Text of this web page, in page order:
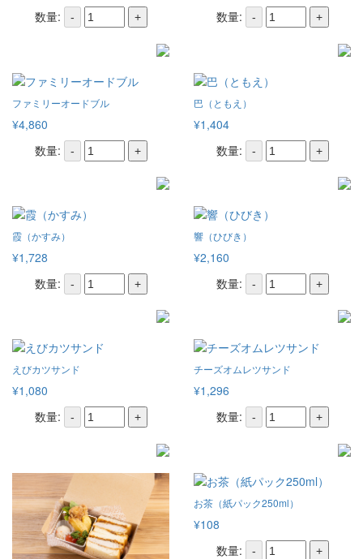
数量:
- +
数量:
- +
ファミリーオードブル
¥4,860
数量:
- +
巴（ともえ）
¥1,404
数量:
- +
霞（かすみ）
¥1,728
数量:
- +
響（ひびき）
¥2,160
数量:
- +
えびカツサンド
¥1,080
数量:
- +
チーズオムレツサンド
¥1,296
数量:
- +
お茶（紙パック250ml）
¥108
数量:
- +